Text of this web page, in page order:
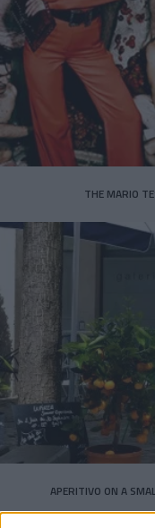
THE MARIO
APERITIVO ON A